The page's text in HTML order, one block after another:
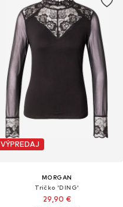
VÝPREDAJ
MORGAN
Tričko 'DING'
29,90 €